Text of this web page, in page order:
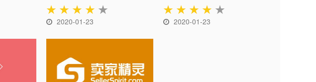
★ ★ ★ ★ ★
2020-01-23
★ ★ ★ ★ ★
2020-01-23